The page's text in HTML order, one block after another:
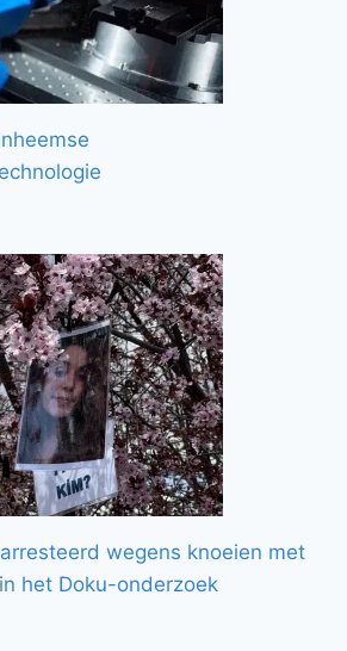
wegens knoeien met
het Doku-onderzoek